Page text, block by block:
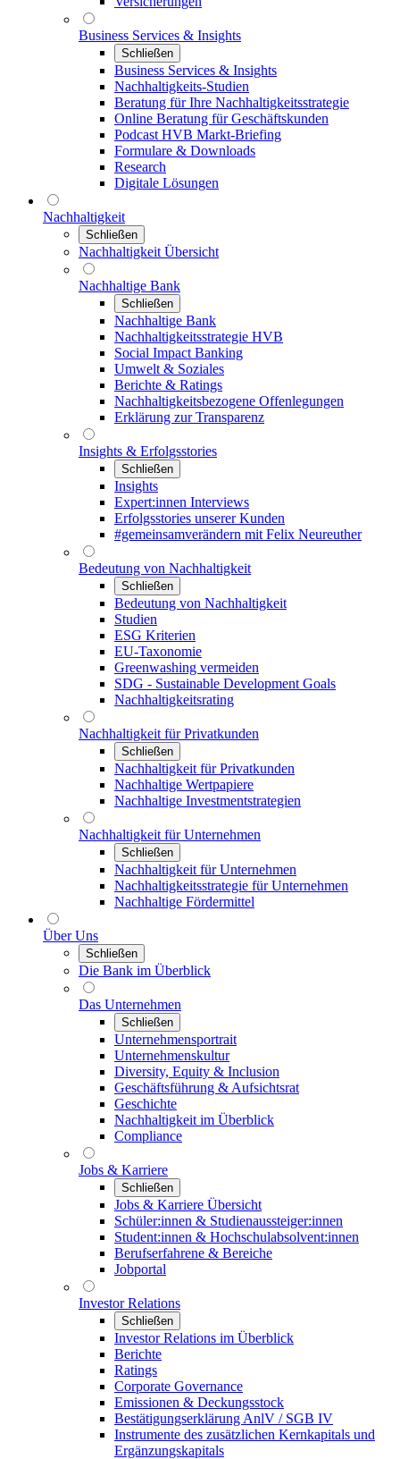
Business Services & Insights
Schließen
Business Services & Insights
Nachhaltigkeits-Studien
Beratung für Ihre Nachhaltigkeitsstrategie
Online Beratung für Geschäftskunden
Podcast HVB Markt-Briefing
Formulare & Downloads
Research
Digitale Lösungen
Nachhaltigkeit
Schließen
Nachhaltigkeit Übersicht
Nachhaltige Bank
Schließen
Nachhaltige Bank
Nachhaltigkeitsstrategie HVB
Social Impact Banking
Umwelt & Soziales
Berichte & Ratings
Nachhaltigkeitsbezogene Offenlegungen
Erklärung zur Transparenz
Insights & Erfolgsstories
Schließen
Insights
Expert:innen Interviews
Erfolgsstories unserer Kunden
#gemeinsamverändern mit Felix Neureuther
Bedeutung von Nachhaltigkeit
Schließen
Bedeutung von Nachhaltigkeit
Studien
ESG Kriterien
EU-Taxonomie
Greenwashing vermeiden
SDG - Sustainable Development Goals
Nachhaltigkeitsrating
Nachhaltigkeit für Privatkunden
Schließen
Nachhaltigkeit für Privatkunden
Nachhaltige Wertpapiere
Nachhaltige Investmentstrategien
Nachhaltigkeit für Unternehmen
Schließen
Nachhaltigkeit für Unternehmen
Nachhaltigkeitsstrategie für Unternehmen
Nachhaltige Fördermittel
Über Uns
Schließen
Die Bank im Überblick
Das Unternehmen
Schließen
Unternehmensportrait
Unternehmenskultur
Diversity, Equity & Inclusion
Geschäftsführung & Aufsichtsrat
Geschichte
Nachhaltigkeit im Überblick
Compliance
Jobs & Karriere
Schließen
Jobs & Karriere Übersicht
Schüler:innen & Studienaussteiger:innen
Student:innen & Hochschulabsolvent:innen
Berufserfahrene & Bereiche
Jobportal
Investor Relations
Schließen
Investor Relations im Überblick
Berichte
Ratings
Corporate Governance
Emissionen & Deckungsstock
Bestätigungserklärung AnlV / SGB IV
Instrumente des zusätzlichen Kernkapitals und
Ergänzungskapitals